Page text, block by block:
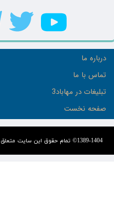
1389-1404© تمام حقوق این سایت متعلق به پایگاه خبری
درباره ما
تماس با ما
تبلیغات در مهاباد3
صفحه نخست